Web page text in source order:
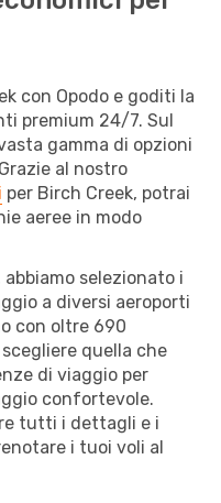
con Opodo e goditi la
premium 24/7. Sul
gamma di opzioni
al nostro
per Birch Creek, potrai
aeree in modo
selezionato i
a diversi aeroporti
con oltre 690
quella che
di viaggio per
confortevole.
tutti i dettagli e i
i tuoi voli al